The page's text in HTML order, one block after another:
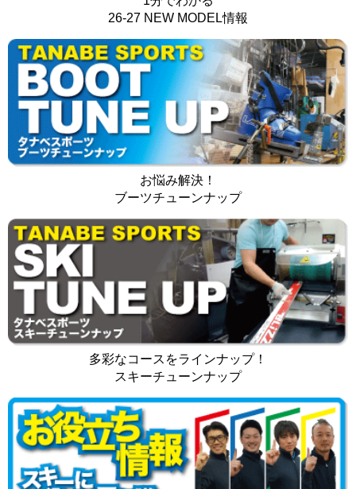
26-27 NEW MODEL情報
お悩み解決！
ブーツチューンナップ
多彩なコースをラインナップ！
スキーチューンナップ